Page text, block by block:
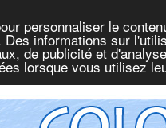
personnaliser le
informations sur
de publicité et
lorsque vous utilisez